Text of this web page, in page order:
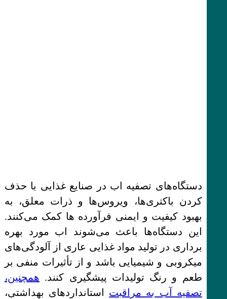
دستگاه‌های تصفیه اب در صنایع غذایی با حذف
کردن باکتری‌ها، ویروس‌ها و ذرات معلق، به
بهبود کیفیت و ایمنی فرآورده ها کمک می‌کنند.
این دستگاه‌ها باعث می‌شوند اب مورد بهره
برداری در تولید مواد غذایی عاری از آلودگی‌های
میکروبی و شیمیایی باشد و از تأثیرات منفی بر
طعم و رنگ تولیدات پیشگیری کنند. همچنین،
تصفیه آب به مراقبت استانداردهای بهداشتی،